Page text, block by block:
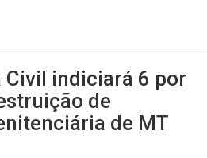
indiciará 6 por
de
de MT